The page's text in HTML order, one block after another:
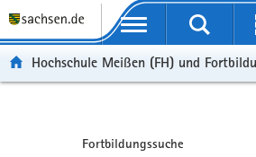
Portalübergreifende Navigation
Hochschule Meißen (FH) und
Fortbildungssuche